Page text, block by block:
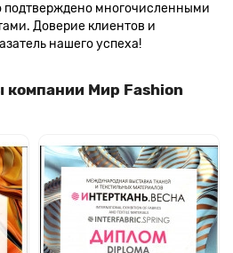
подтверждено многочисленными
Доверие клиентов и
нашего успеха!
Мир Fashion